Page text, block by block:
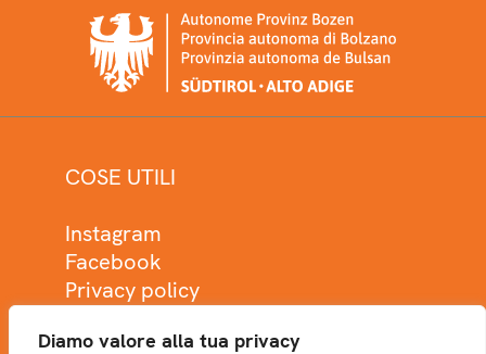
Diamo valore alla tua privacy
COSE UTILI
Instagram
Facebook
Privacy policy